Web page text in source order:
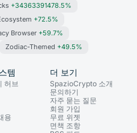
+34363391478.5%
+72.5%
Browser +59.7%
Zodiac-Themed +49.5%
템
허브
용
더 보기
SpazioCrypto 소개
문의하기
자주 묻는 질문
회원 가입
무료 위젯
면책 조항